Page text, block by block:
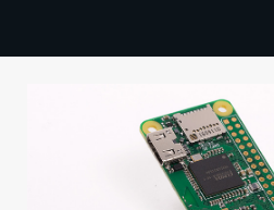
TECHBBS